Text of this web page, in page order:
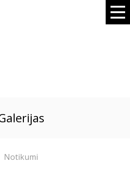
galerijas
Notikumi